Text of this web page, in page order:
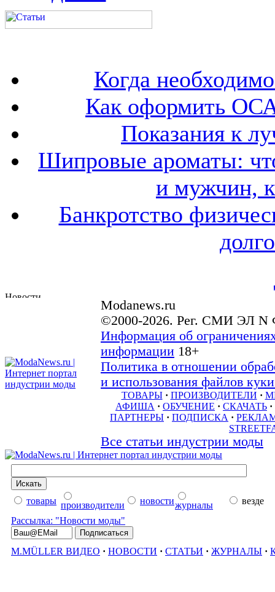
Когда
Как оформить
Показания к
Шипровые ароматы:
и мужчин,
Банкротство
Modanews.ru
©2000-2026. Рег. СМИ ЭЛ N
Информация об
информации 18+
Политика в отношении
и использования файлов
ТОВАРЫ · ПРОИЗВОДИТЕЛИ ·
АФИША · ОБУЧЕНИЕ · СКАЧАТЬ ·
ПАРТНЕРЫ · ПОДПИСКА ·
Все статьи индустрии моды
товары производители новостижурналы
везде
Рассылка: "Новости моды"
M.MÜLLER ВИДЕО · НОВОСТИ · СТАТЬИ · ЖУРНАЛЫ ·